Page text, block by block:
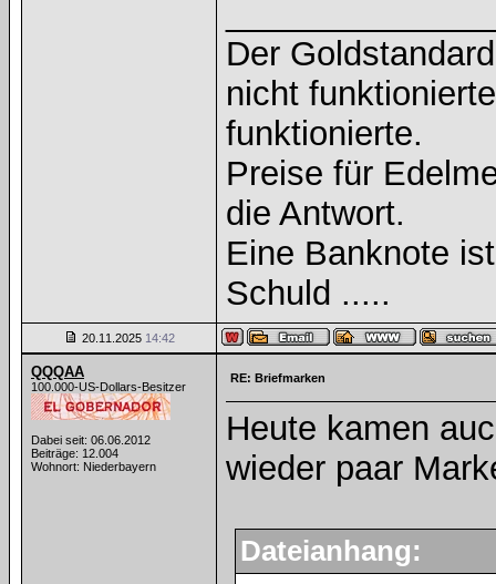
Der
nicht
funktionierte.
Preise für
die Antwort.
Eine Banknote
Schuld .....
20.11.2025 14:42
QQQAA
100.000-US-Dollars-Besitzer
Dabei seit: 06.06.2012
Beiträge: 12.004
Wohnort: Niederbayern
RE: Briefmarken
Heute kamen
wieder paar
Dateianhang: